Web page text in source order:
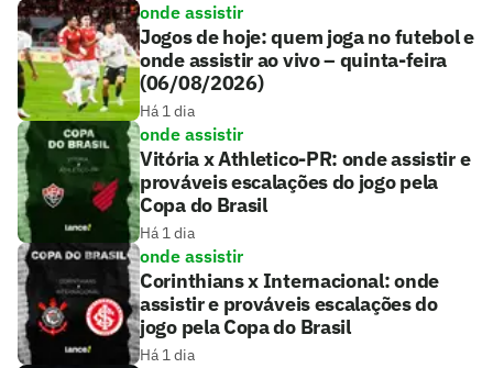
onde assistir
Jogos de hoje: quem joga no futebol e
onde assistir ao vivo – quinta-feira
(06/08/2026)
Há 1 dia
onde assistir
Vitória x Athletico-PR: onde assistir e
prováveis escalações do jogo pela
Copa do Brasil
Há 1 dia
onde assistir
Corinthians x Internacional: onde
assistir e prováveis escalações do
jogo pela Copa do Brasil
Há 1 dia